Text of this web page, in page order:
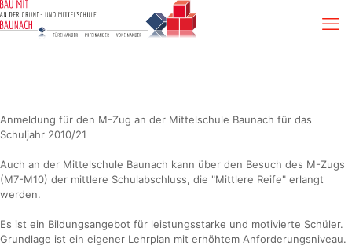
Anmeldung für den M-Zug an der Mittelschule Baunach für das
Schuljahr 2010/21
Auch an der Mittelschule Baunach kann über den Besuch des M-Zugs
(M7-M10) der mittlere Schulabschluss, die "Mittlere Reife" erlangt
werden.
Es ist ein Bildungsangebot für leistungsstarke und motivierte Schüler.
Grundlage ist ein eigener Lehrplan mit erhöhtem Anforderungsniveau.